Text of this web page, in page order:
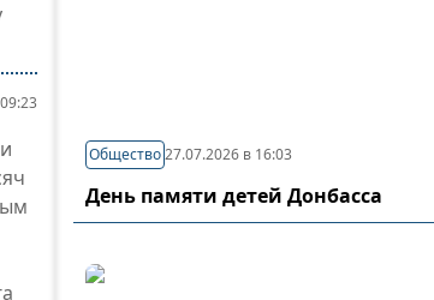
Общество27.07.2026 в 16:03
День памяти детей Донбасса